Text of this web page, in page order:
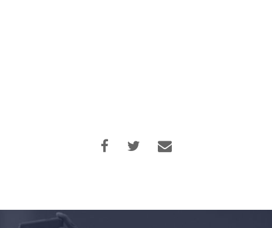
Shop